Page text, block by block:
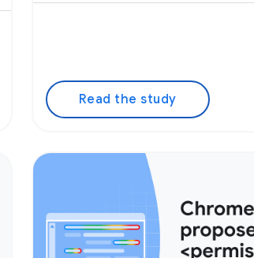
Read the study